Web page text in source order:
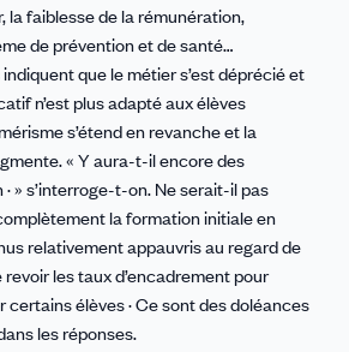
la faiblesse de la rémunération,
de prévention et de santé…
que le métier s’est déprécié et
n’est plus adapté aux élèves
s’étend en revanche et la
« Y aura-t-il encore des
» s’interroge-t-on. Ne serait-il pas
la formation initiale en
relativement appauvris au regard de
revoir les taux d’encadrement pour
élèves · Ce sont des doléances
les réponses.